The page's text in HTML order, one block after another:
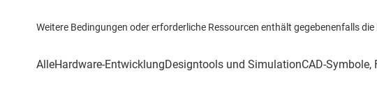
Weitere Bedingungen oder erforderliche Ressourcen enthält gegebenenfalls